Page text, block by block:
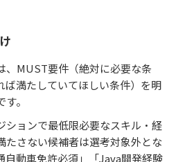
、MUST要件（絶対に必要な条
ば満たしていてほしい条件）を明
。
ションで最低限必要なスキル・経
たさない候補者は選考対象外とな
自動車免許必須」「Java開発経験